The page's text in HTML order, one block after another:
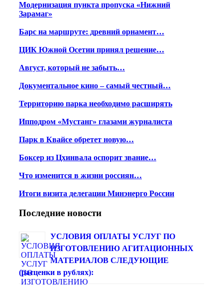
Модернизация пункта пропуска «Нижний
Зарамаг»
Барс на маршруте: древний орнамент…
ЦИК Южной Осетии принял решение…
Август, который не забыть…
Документальное кино – самый честный…
Территорию парка необходимо расширять
Ипподром «Мустанг» глазами журналиста
Парк в Квайсе обретет новую…
Боксер из Цхинвала оспорит звание…
Что изменится в жизни россиян…
Итоги визита делегации Минэнерго России
Последние новости
УСЛОВИЯ ОПЛАТЫ УСЛУГ ПО
ИЗГОТОВЛЕНИЮ АГИТАЦИОННЫХ
МАТЕРИАЛОВ СЛЕДУЮЩИЕ
(расценки в рублях):